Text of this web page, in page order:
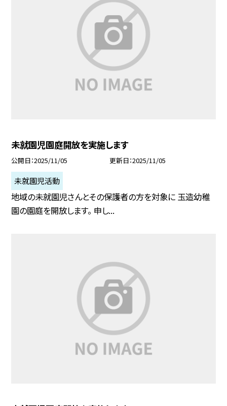
未就園児園庭開放を実施します
公開日 2025/11/05 更新日 2025/11/05
未就園児活動
地域の未就園児さんとその保護者の方を対象に 玉造幼稚
園の園庭を開放します。 申し...